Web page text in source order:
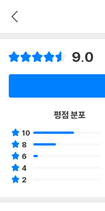
9.0
평점 분포
10
8
6
4
2